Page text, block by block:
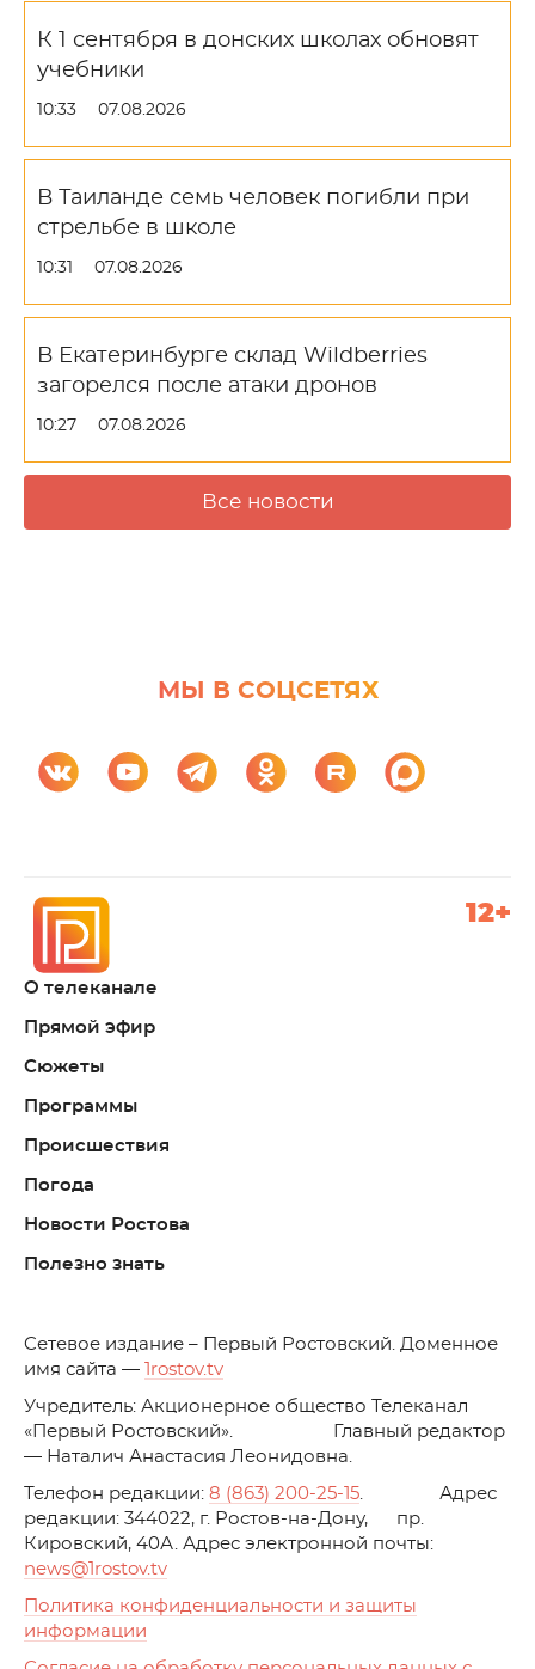
К 1 сентября в донских школах обновят
учебники
10:33 07.08.2026
В Таиланде семь человек погибли при
стрельбе в школе
10:31 07.08.2026
В Екатеринбурге склад Wildberries
загорелся после атаки дронов
10:27 07.08.2026
Все новости
МЫ В СОЦСЕТЯХ
О телеканале
Прямой эфир
Сюжеты
Программы
Происшествия
Погода
Новости Ростова
Полезно знать
12+
Cетевое издание – Первый Ростовский. Доменное
имя сайта —
1rostov.tv
Учредитель: Акционерное общество Телеканал
«Первый Ростовский». Главный редактор
— Наталич Анастасия Леонидовна.
Телефон редакции: 8 (863) 200-25-15. Адрес
редакции: 344022, г. Ростов-на-Дону, пр.
Кировский, 40А. Адрес электронной почты:
news@1rostov.tv
Политика конфиденциальности и защиты
информации